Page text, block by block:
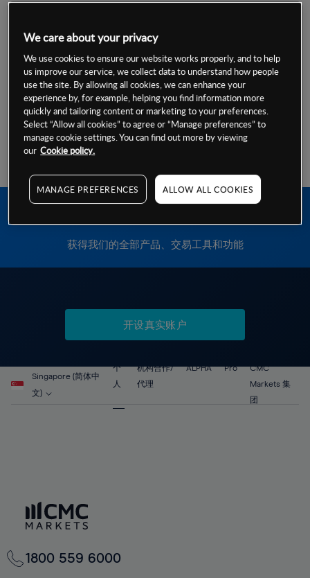
订单执行政策(英文)
订单执行政策(中文)
如果与上述文件有任何差异，以英文版本为准。
获得我们的全部产品、交易工具和功能
开设真实账户
Singapore (简体中
文)
个
人
机构合作/
代理
ALPHA Pro
CMC
Markets 集
团
1800 559 6000
We care about your privacy
We use cookies to ensure our website works properly, and to help
us improve our service, we collect data to understand how people
use the site. By allowing all cookies, we can enhance your
experience by, for example, helping you find information more
quickly and tailoring content or marketing to your preferences.
Select “Allow all cookies” to agree or “Manage preferences” to
manage cookie settings. You can find out more by viewing
our Cookie policy.
MANAGE PREFERENCES ALLOW ALL COOKIES